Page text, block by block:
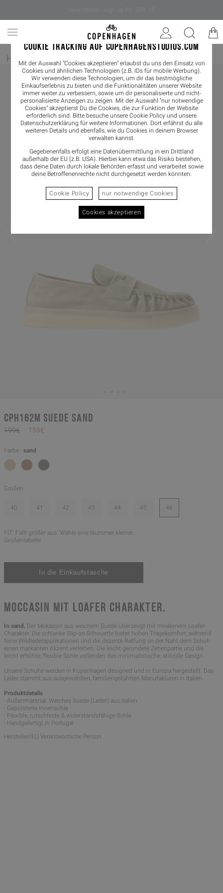
COOKIE TRACKING AUF COPENHAGENSTUDIOS.COM
Mit der Auswahl "Cookies akzeptieren" erlaubst du uns den Einsatz von
Cookies und ähnlichen Technologien (z.B. IDs für mobile Werbung).
Wir verwenden diese Technologien, um dir das bestmögliche
Einkaufserlebnis zu bieten und die Funktionalitäten unserer Website
immer weiter zu verbessern, sowie um dir personalisierte und nicht-
personalisierte Anzeigen zu zeigen. Mit der Auswahl "nur notwendige
Cookies" akzeptierst Du die Cookies, die zur Funktion der Website
erforderlich sind. Bitte besuche unsere Cookie Policy und unsere
Datenschutzerklärung für weitere Informationen. Dort erfährst du alle
weiteren Details und ebenfalls, wie du Cookies in deinem Browser
verwalten kannst.
Gegebenenfalls erfolgt eine Datenübermittlung in ein Drittland
außerhalb der EU (z.B. USA). Hierbei kann etwa das Risiko bestehen,
dass deine Daten durch lokale Behörden erfasst und verarbeitet sowie
deine Betroffenenrechte nicht durchgesetzt werden könnten.
Cookie Policy nur notwendige Cookies
Cookies akzeptieren
Home / Herren/ Loafer
CPH162M suede sand
199€ 159€
Farbe - sand
Größen
40 41 42 43 44 45 46
FIT: Fällt größer aus. Wähle eine Nummer kleiner.
Größentabelle
MOCCASIN MIT LOAFER CHARAKTER.
In sand. Der Mokassin aus weichem Suede überzeugt mit modernem Loafer-
Charakter. Die schlanke Slip-on-Silhouette bietet hohen Tragekomfort, während
feine Wildlederapplikationen und die dezente Raffung an der Naht dem Schuh
einen markanten Akzent verleihen. Die leicht gerundete Zehenpartie und die
leicht erhöhte, flexible Sohle vollenden das minimalistische, stilvolle Design.
Unsere Schuhe werden in Kopenhagen designed und in Europa hergestellt. Das
Leder stammt aus ausgewählten, familiengeführten Manufakturen in Italien.
Produktdetails
- Außenmaterial: Weiches Suede (Leder) aus Italien
- Gepolsterte Innensohle
- Flexible, rutschfeste & widerstandsfähige Sohle
- Handgefertigt in Portugal
Hersteller/EU Verantwortliche Person